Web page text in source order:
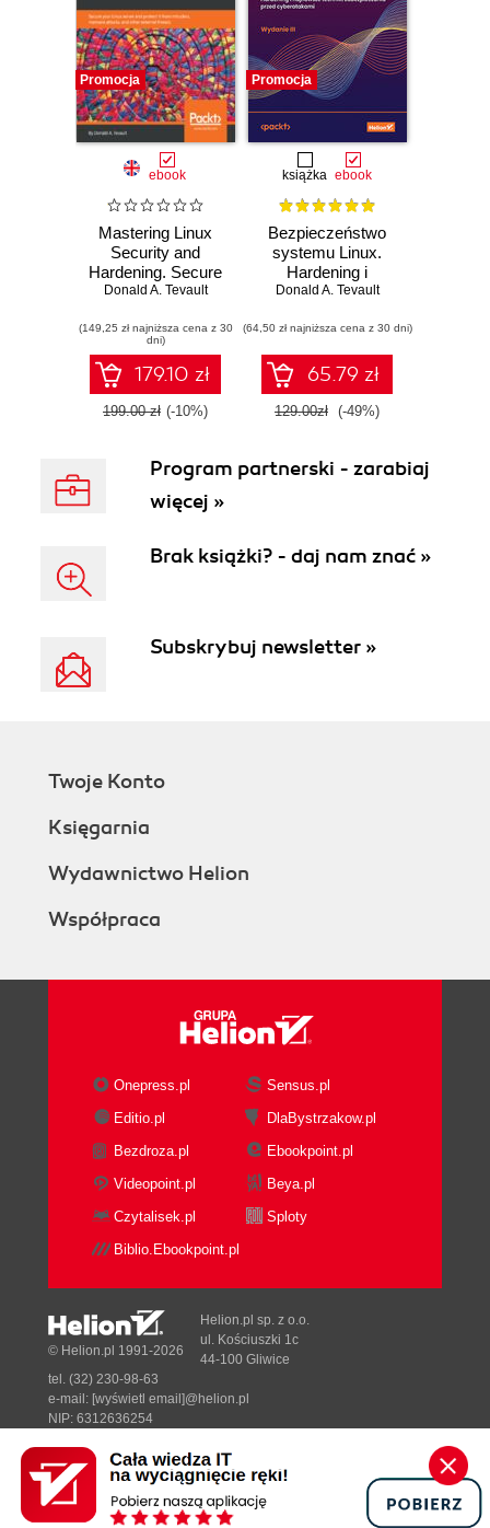
Promocja
ebook
Mastering Linux
Security and
Hardening. Secure
your Linux server
intruders, malware
attacks, and other
external threats
Donald A. Tevault
(149,25 zł najniższa cena z 30
dni)
179.10 zł
199.00 zł (-10%)
Promocja
książka ebook
Bezpieczeństwo
systemu Linux.
Hardening i
najnowsze techniki
przed
cyberatakami.
Wydanie III
Donald A. Tevault
(64,50 zł najniższa cena z 30 dni)
65.79 zł
129.00zł (-49%)
Program partnerski - zarabiaj
więcej »
Brak książki? - daj nam znać »
Subskrybuj newsletter »
Twoje Konto
Księgarnia
Wydawnictwo Helion
Współpraca
Onepress.pl
Sensus.pl
Editio.pl
DlaBystrzakow.pl
Bezdroza.pl
Ebookpoint.pl
Videopoint.pl
Beya.pl
Czytalisek.pl
Sploty
Biblio.Ebookpoint.pl
Designed with ♥ byTonik.pl
© Helion.pl 1991-2026
Helion.pl sp. z o.o.
ul. Kościuszki 1c
44-100 Gliwice
tel. (32) 230-98-63
e-mail: [wyświetl email]@helion.pl
NIP: 6312636254